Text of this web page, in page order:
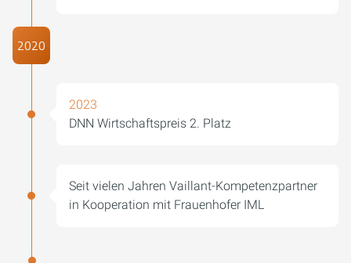
2020
2023
DNN Wirtschaftspreis 2. Platz
Seit vielen Jahren Vaillant-Kompetenzpartner
in Kooperation mit Frauenhofer IML